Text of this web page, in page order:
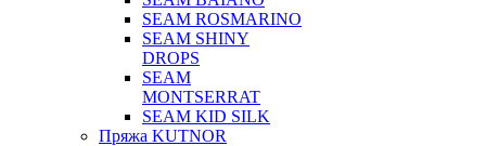
SEAM ROSMARINO
SEAM SHINY
DROPS
SEAM
MONTSERRAT
SEAM KID SILK
Пряжа KUTNOR